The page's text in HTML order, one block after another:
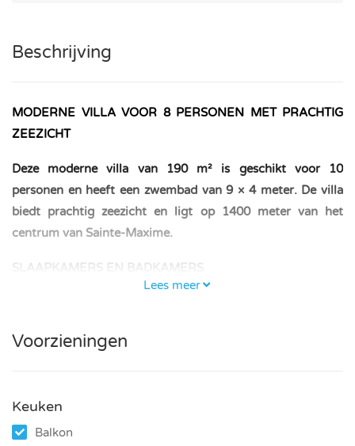
Beschrijving
MODERNE VILLA VOOR 8 PERSONEN MET PRACHTIG
ZEEZICHT
Deze moderne villa van 190 m² is geschikt voor 10
personen en heeft een zwembad van 9 × 4 meter. De villa
biedt prachtig zeezicht en ligt op 1400 meter van het
centrum van Sainte-Maxime.
SLAAPKAMERS EN BADKAMERS
twee eenpersoonsbedden (90 × 200 cm); badkamer met
– Begane grond: een slaapkamer met een tweepersoonsbed
(160 × 200 cm); badkamer met ligbad; apart toilet.
Lees meer
Voorzieningen
Keuken
Balkon